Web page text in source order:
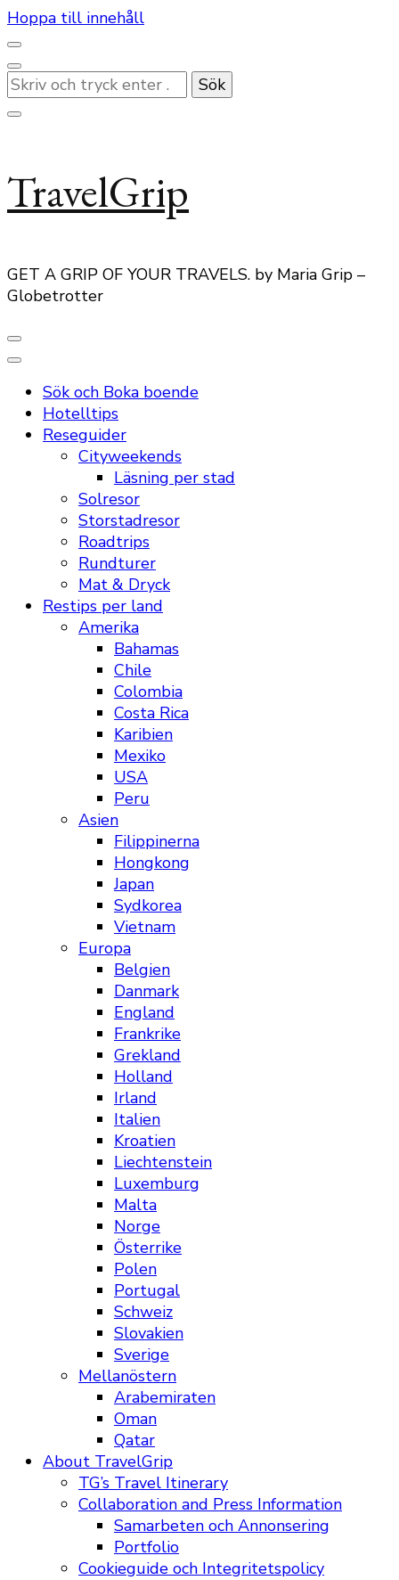
Hoppa till innehåll
Letar
du
efter
TravelGrip
GET A GRIP OF YOUR TRAVELS. by Maria Grip –
Globetrotter
Sök och Boka boende
Hotelltips
Reseguider
Cityweekends
Läsning per stad
Solresor
Storstadresor
Roadtrips
Rundturer
Mat & Dryck
Restips per land
Amerika
Bahamas
Chile
Colombia
Costa Rica
Karibien
Mexiko
USA
Peru
Asien
Filippinerna
Hongkong
Japan
Sydkorea
Vietnam
Europa
Belgien
Danmark
England
Frankrike
Grekland
Holland
Irland
Italien
Kroatien
Liechtenstein
Luxemburg
Malta
Norge
Österrike
Polen
Portugal
Schweiz
Slovakien
Sverige
Mellanöstern
Arabemiraten
Oman
Qatar
About TravelGrip
TG’s Travel Itinerary
Collaboration and Press Information
Samarbeten och Annonsering
Portfolio
Cookieguide och Integritetspolicy